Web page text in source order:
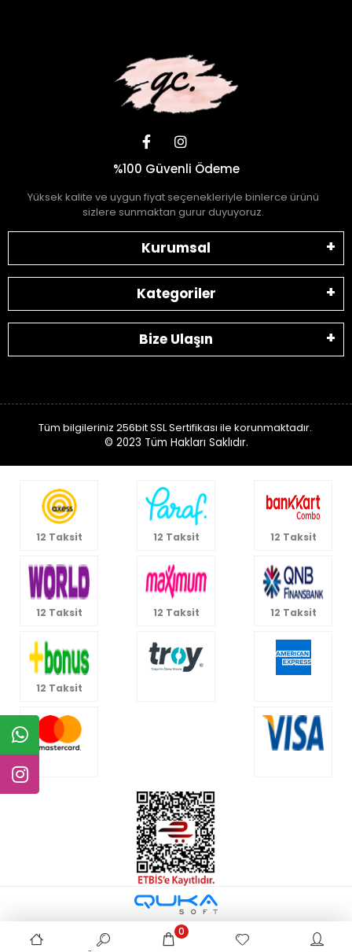
%100 Güvenli Ödeme
Yüksek kalite ve uygun fiyat seçenekleriyle binlerce ürünü
sizlere sunmaktan gurur duyuyoruz.
Kurumsal
Kategoriler
Bize Ulaşın
Tüm bilgileriniz 256bit SSL Sertifikası ile korunmaktadır.
© 2023 Tüm Hakları Saklıdır.
12 Taksit 12 Taksit 12 Taksit
12 Taksit 12 Taksit 12 Taksit
12 Taksit
0